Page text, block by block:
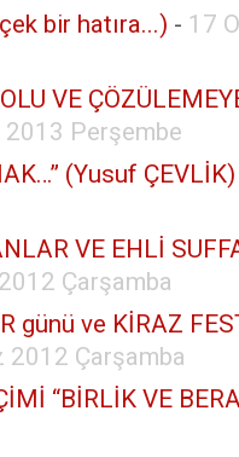
bir hatıra...) - 17
VE
2013 Perşembe
(Yusuf ÇEVLİK)
VE EHLİ
Çarşamba
günü ve KİRAZ
2012 Çarşamba
“BİRLİK VE